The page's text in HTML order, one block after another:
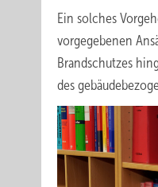
Ein solches
vorgegebenen
Brandschutzes
des